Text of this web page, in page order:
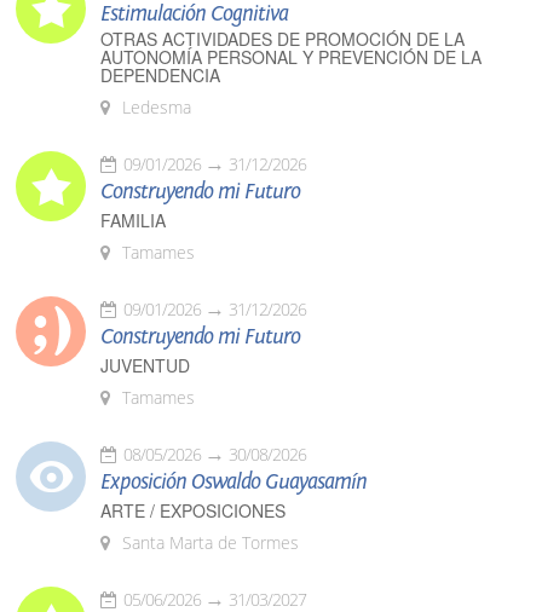
Estimulación Cognitiva
OTRAS ACTIVIDADES DE PROMOCIÓN DE LA
AUTONOMÍA PERSONAL Y PREVENCIÓN DE LA
DEPENDENCIA
Ledesma
09/01/2026 31/12/2026
Construyendo mi Futuro
FAMILIA
Tamames
09/01/2026 31/12/2026
Construyendo mi Futuro
JUVENTUD
Tamames
08/05/2026 30/08/2026
Exposición Oswaldo Guayasamín
ARTE / EXPOSICIONES
Santa Marta de Tormes
05/06/2026 31/03/2027